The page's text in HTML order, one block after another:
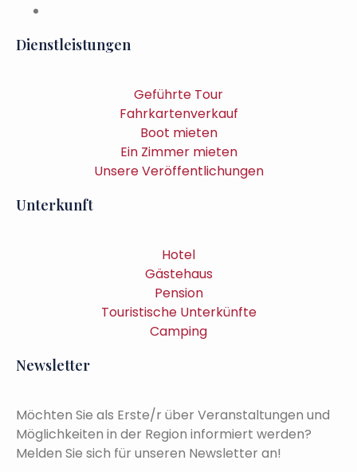
Dienstleistungen
Geführte Tour
Fahrkartenverkauf
Boot mieten
Ein Zimmer mieten
Unsere Veröffentlichungen
Unterkunft
Hotel
Gästehaus
Pension
Touristische Unterkünfte
Camping
Newsletter
Möchten Sie als Erste/r über Veranstaltungen und
Möglichkeiten in der Region informiert werden?
Melden Sie sich für unseren Newsletter an!